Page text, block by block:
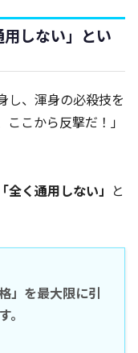
しない」とい
し、渾身の必殺技を
こから反撃だ！」
く通用しない」 と
」を最大限に引